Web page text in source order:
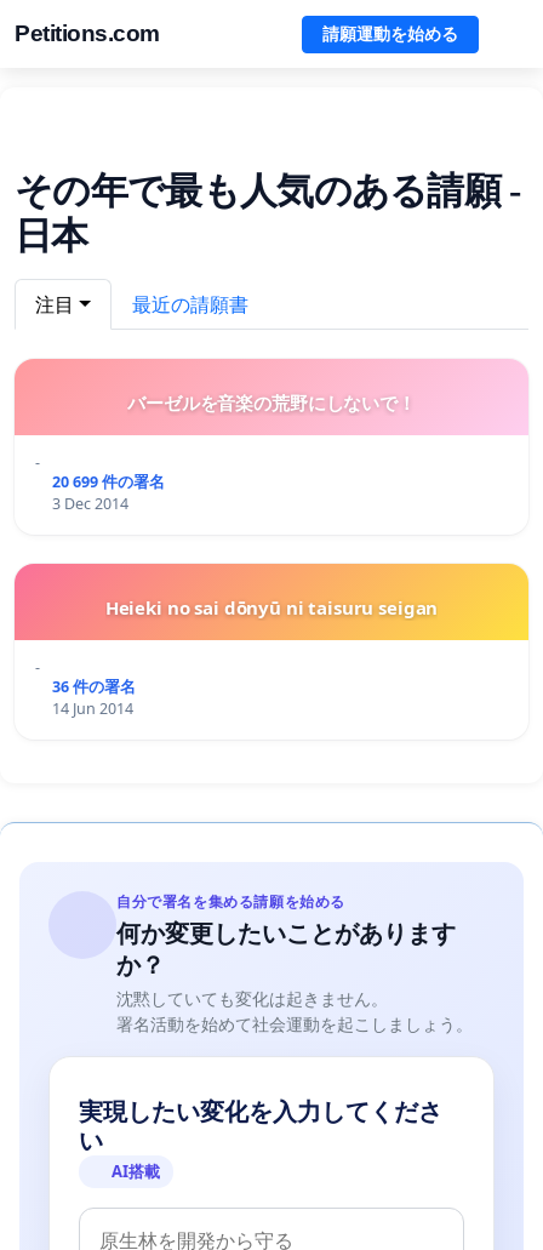
Petitions.com 請願運動を始める
その年で最も人気のある請願 -
日本
注目 最近の請願書
バーゼルを音楽の荒野にしないで！
-
20 699 件の署名
3 Dec 2014
Heieki no sai dōnyū ni taisuru seigan
-
36 件の署名
14 Jun 2014
自分で署名を集める請願を始める
何か変更したいことがあります
か？
沈黙していても変化は起きません。
署名活動を始めて社会運動を起こしましょう。
実現したい変化を入力してくださ
い
AI搭載